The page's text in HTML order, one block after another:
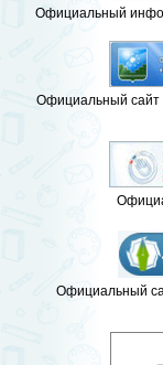
Официальный
Официальный
Официальный